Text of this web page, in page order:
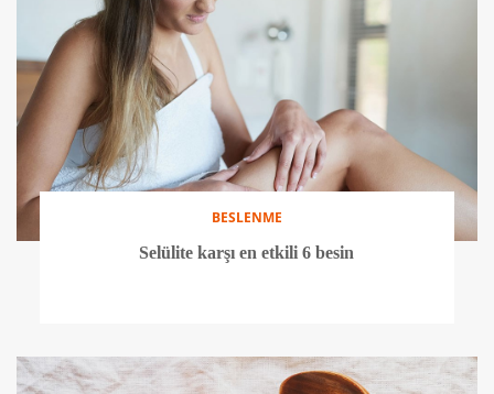
BESLENME
Selülite karşı en etkili 6 besin